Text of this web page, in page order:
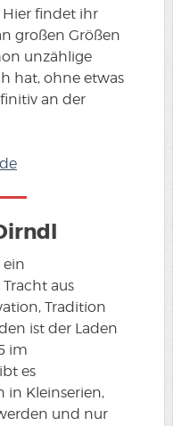
Hier findet ihr
großen Größen
unzählige
hat, ohne etwas
an der
ein
aus
Tradition
ist der Laden
im
es
in Kleinserien,
und nur